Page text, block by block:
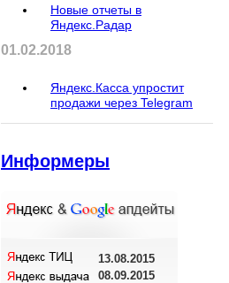
Новые отчеты в
Яндекс.Радар
01.02.2018
Яндекс.Касса упростит
продажи через Telegram
Информеры
13.08.2015
08.09.2015